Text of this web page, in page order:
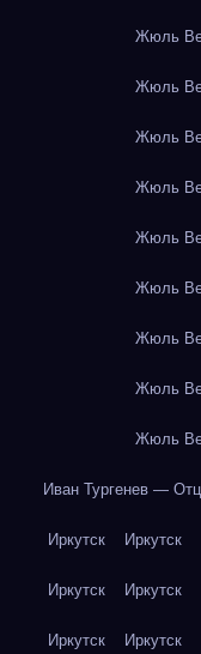
Жюль
Жюль
Жюль
Жюль
Жюль
Жюль
Жюль
Жюль
Жюль
Иван Тургенев —
Иркутск Иркутск
Иркутск Иркутск
Иркутск Иркутск